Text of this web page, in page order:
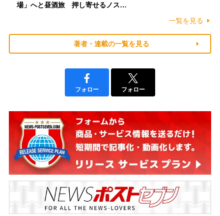
場」へと昼酒旅 押し寄せるノス…
一覧を見る
著者・連載の一覧を見る
フォロー フォロー